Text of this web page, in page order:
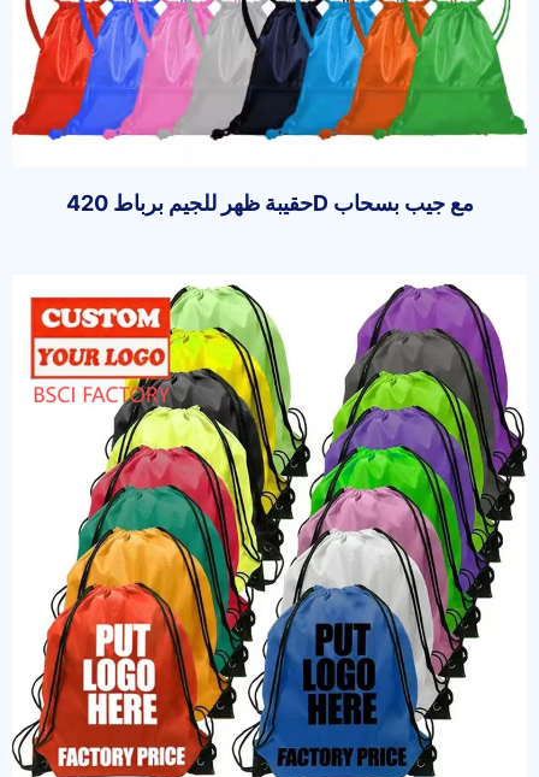
حقيبة ظهر للجيم برباط 420D مع جيب بسحاب